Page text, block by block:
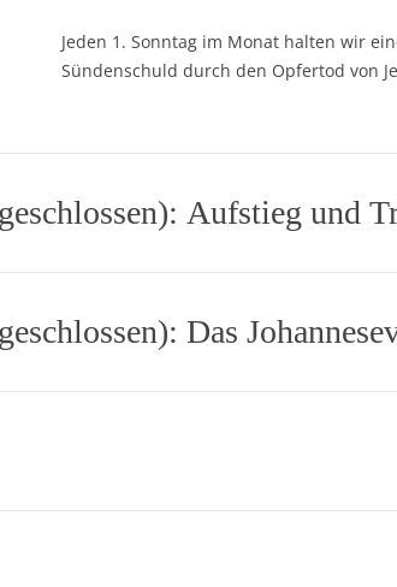
Jeden 1. Sonntag im Monat halten wir
Sündenschuld durch den Opfertod von
Aufstieg und
Das